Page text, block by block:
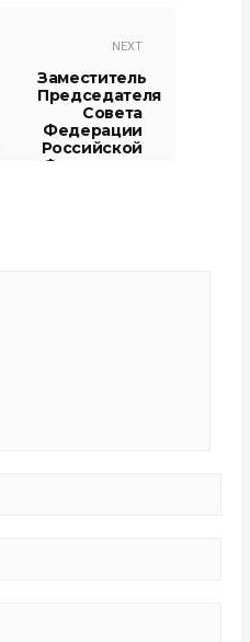
NEXT
Заместитель
Председателя
Совета
Федерации
Российской
Федерации